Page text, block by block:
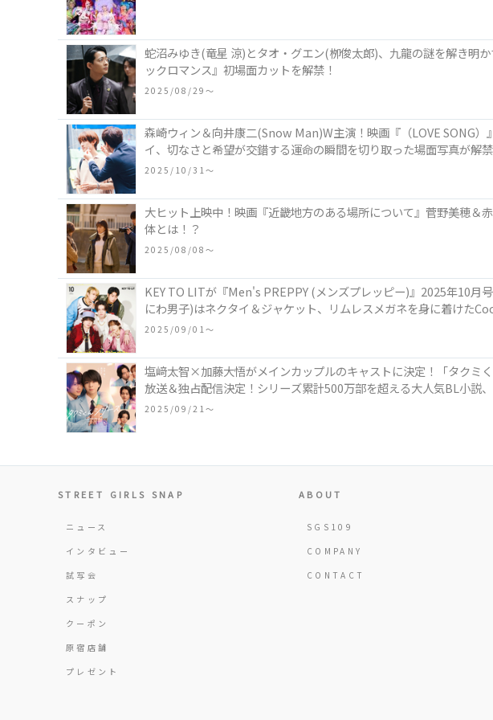
蛇沼みゆき(⻯星 涼)とタオ・グエン(栁俊太郎)、九⿓の謎を解き明
ックロマンス』初場⾯カットを解禁！
2025/08/29〜
森崎ウィン＆向井康二(Snow Man)W主演！映画『（LOVE SONG）
イ、切なさと希望が交錯する運命の瞬間を切り取った場面写真が解禁
2025/10/31〜
大ヒット上映中！映画『近畿地方のある場所について』菅野美穂＆
体とは！？
2025/08/08〜
KEY TO LITが『Men's PREPPY (メンズプレッピー)』2025年10月
にわ男子)はネクタイ＆ジャケット、リムレスメガネを身に着けた
2025/09/01〜
塩﨑太智×加藤大悟がメインカップルのキャストに決定！「タクミ
放送＆独占配信決定！シリーズ累計500万部を超える大人気BL小説
2025/09/21〜
STREET GIRLS SNAP
ニュース
インタビュー
試写会
スナップ
クーポン
原宿店舗
プレゼント
ABOUT
SGS109
COMPANY
CONTACT